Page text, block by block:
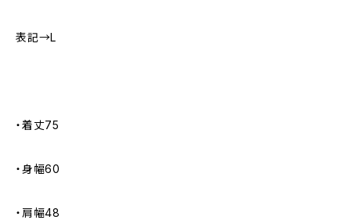
表記→L
・着丈75
・身幅60
・肩幅48